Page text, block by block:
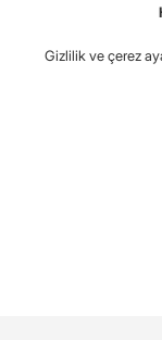
Gizlilik ve çerez